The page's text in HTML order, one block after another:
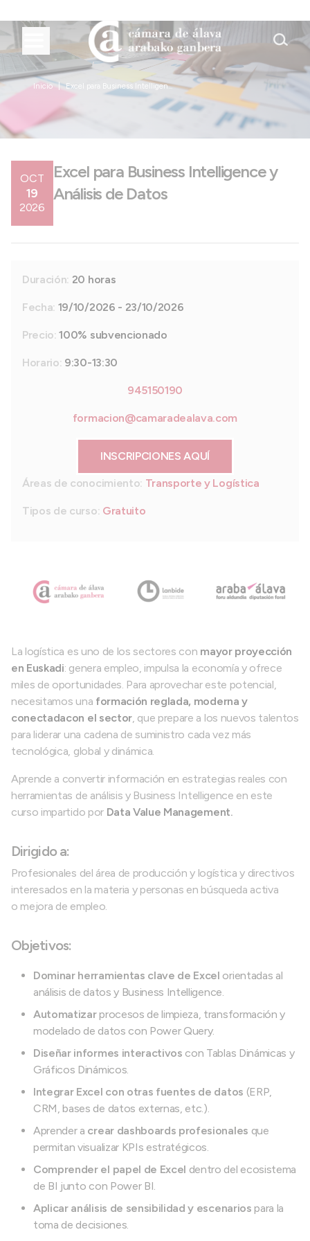
Inicio Excel para Business Intelligen...
OCT
19
2026
Excel para Business Intelligence y
Análisis de Datos
Duración: 20 horas
Fecha: 19/10/2026 - 23/10/2026
Precio:100% subvencionado
Horario: 9:30-13:30
945150190
formacion@camaradealava.com
INSCRIPCIONES AQUÍ
Áreas de conocimiento: Transporte y Logística
Tipos de curso: Gratuito
La logística es uno de los sectores con mayor proyección
en Euskadi: genera empleo, impulsa la economía y ofrece
miles de oportunidades. Para aprovechar este potencial,
necesitamos una formación reglada, moderna y
conectadacon el sector, que prepare a los nuevos talentos
para liderar una cadena de suministro cada vez más
tecnológica, global y dinámica.
Aprende a convertir información en estrategias reales con
herramientas de análisis y Business Intelligence en este
curso impartido por Data Value Management.
Dirigido a:
Profesionales del área de producción y logística y directivos
interesados en la materia y personas en búsqueda activa
o mejora de empleo.
Objetivos:
Dominar herramientas clave de Excel orientadas al
análisis de datos y Business Intelligence.
Automatizar procesos de limpieza, transformación y
modelado de datos con Power Query.
Diseñar informes interactivos con Tablas Dinámicas y
Gráficos Dinámicos.
Integrar Excel con otras fuentes de datos (ERP,
CRM, bases de datos externas, etc.).
Aprender a crear dashboards profesionales que
permitan visualizar KPIs estratégicos.
Comprender el papel de Excel dentro del ecosistema
de BI junto con Power BI.
Aplicar análisis de sensibilidad y escenarios para la
toma de decisiones.